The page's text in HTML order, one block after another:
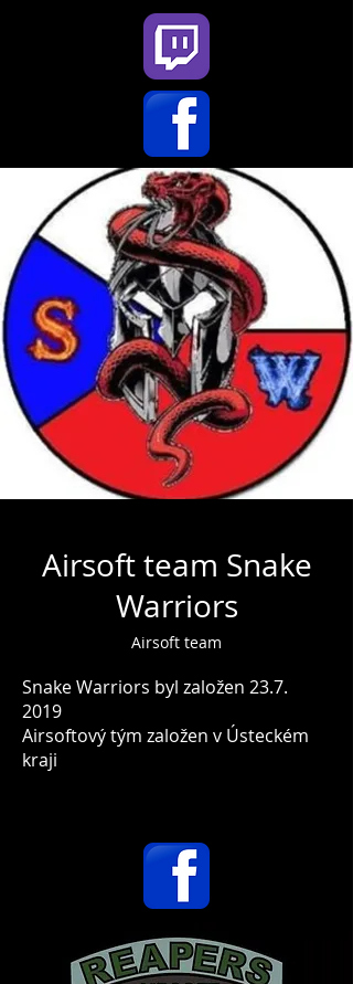
Airsoft team Snake
Warriors
Airsoft team
Snake Warriors byl založen 23.7.
2019
Airsoftový tým založen v Ústeckém
kraji